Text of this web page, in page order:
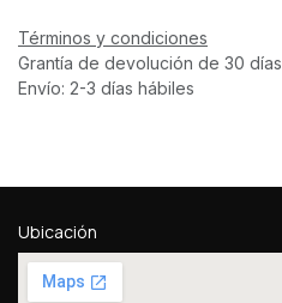
Términos y condiciones
Grantía de devolución de 30 días
Envío: 2-3 días hábiles
Ubicación